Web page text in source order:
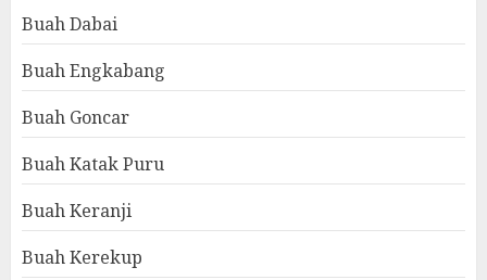
Buah Dabai
Buah Engkabang
Buah Goncar
Buah Katak Puru
Buah Keranji
Buah Kerekup